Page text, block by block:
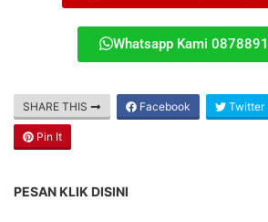
Whatsapp Kami
SHARE THIS Facebook Twitter
Pin It
PESAN KLIK DISINI